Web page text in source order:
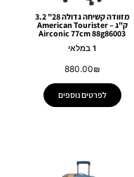
מזוודה קשיחה גדולה 28" 3.2
ק"ג – American Tourister
Airconic 77cm 88g86003
1 במלאי
880.00₪
לפרטים נוספים